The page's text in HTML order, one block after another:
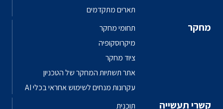
תארים מתקדמים
מחקר
תחומי מחקר
מיקרוסקופיה
ציוד מחקר
אתר תשתיות המחקר של הטכניון
עקרונות מנחים לשימוש אחראי בכלי AI
קשרי תעשייה תוכנית